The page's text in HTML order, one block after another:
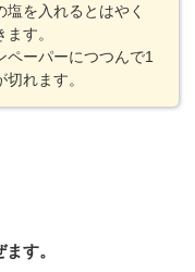
塩を入れるとはやく
す。
ペーパーにつつんで1
れます。
す。